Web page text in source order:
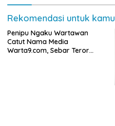
Rekomendasi untuk kamu
Penipu Ngaku Wartawan
Catut Nama Media
Warta9.com, Sebar Teror